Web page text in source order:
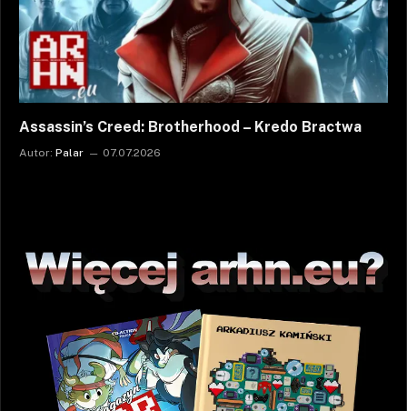
Assassin’s Creed: Brotherhood – Kredo Bractwa
Autor: Palar 07.07.2026